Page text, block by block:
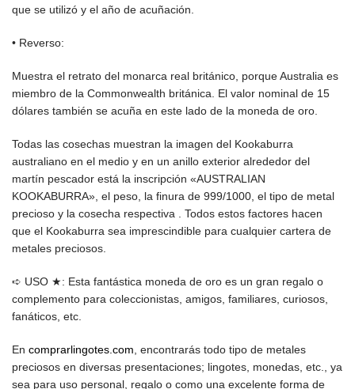
que se utilizó y el año de acuñación.
• Reverso:
Muestra el retrato del monarca real británico, porque Australia es
miembro de la Commonwealth británica. El valor nominal de 15
dólares también se acuña en este lado de la moneda de oro.
Todas las cosechas muestran la imagen del Kookaburra
australiano en el medio y en un anillo exterior alrededor del
martín pescador está la inscripción «AUSTRALIAN
KOOKABURRA», el peso, la finura de 999/1000, el tipo de metal
precioso y la cosecha respectiva . Todos estos factores hacen
que el Kookaburra sea imprescindible para cualquier cartera de
metales preciosos.
➪ USO ★: Esta fantástica moneda de oro es un gran regalo o
complemento para coleccionistas, amigos, familiares, curiosos,
fanáticos, etc.
En comprarlingotes.com, encontrarás todo tipo de metales
preciosos en diversas presentaciones; lingotes, monedas, etc., ya
sea para uso personal, regalo o como una excelente forma de